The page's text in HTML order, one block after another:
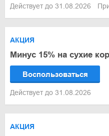
Действует до 31.08.2026
АКЦИЯ
Минус 15% на сухие
Воспользоваться
Действует до 31.08.2026
АКЦИЯ